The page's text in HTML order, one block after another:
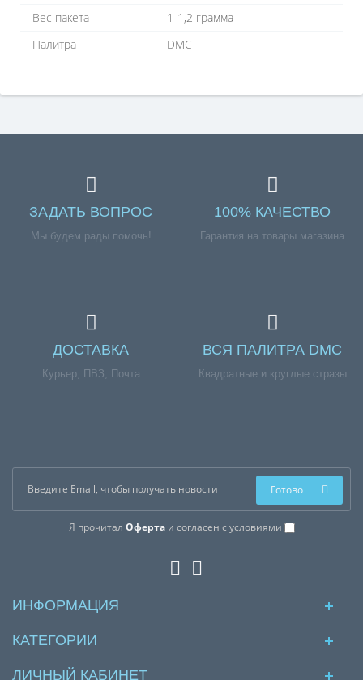
Вес пакета
1-1,2 грамма
Палитра
DMC
ЗАДАТЬ ВОПРОС
Мы будем рады помочь!
100% КАЧЕСТВО
Гарантия на товары магазина
ДОСТАВКА
Курьер, ПВЗ, Почта
ВСЯ ПАЛИТРА DMC
Квадратные и круглые стразы
Я прочитал Офертаи согласен с условиями
Готово
ИНФОРМАЦИЯ
КАТЕГОРИИ
ЛИЧНЫЙ КАБИНЕТ